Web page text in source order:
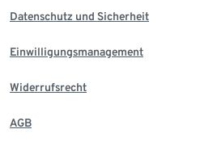
Datenschutz und Sicherheit
Einwilligungsmanagement
Widerrufsrecht
AGB